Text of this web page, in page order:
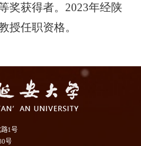
奖获得者。 2023年经陕
授任职资格。
路1号
号